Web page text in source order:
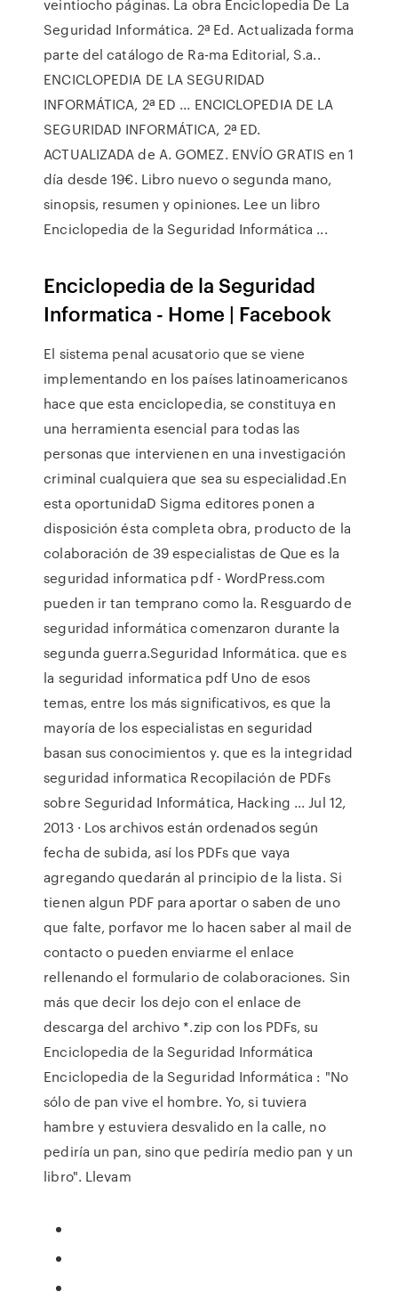
veintiocho páginas. La obra Enciclopedia De La
Seguridad Informática. 2ª Ed. Actualizada forma
parte del catálogo de Ra-ma Editorial, S.a..
ENCICLOPEDIA DE LA SEGURIDAD
INFORMÁTICA, 2ª ED ... ENCICLOPEDIA DE LA
SEGURIDAD INFORMÁTICA, 2ª ED.
ACTUALIZADA de A. GOMEZ. ENVÍO GRATIS en 1
día desde 19€. Libro nuevo o segunda mano,
sinopsis, resumen y opiniones. Lee un libro
Enciclopedia de la Seguridad Informática ...
Enciclopedia de la Seguridad
Informatica - Home | Facebook
El sistema penal acusatorio que se viene
implementando en los países latinoamericanos
hace que esta enciclopedia, se constituya en
una herramienta esencial para todas las
personas que intervienen en una investigación
criminal cualquiera que sea su especialidad.En
esta oportunidaD Sigma editores ponen a
disposición ésta completa obra, producto de la
colaboración de 39 especialistas de Que es la
seguridad informatica pdf - WordPress.com
pueden ir tan temprano como la. Resguardo de
seguridad informática comenzaron durante la
segunda guerra.Seguridad Informática. que es
la seguridad informatica pdf Uno de esos
temas, entre los más significativos, es que la
mayoría de los especialistas en seguridad
basan sus conocimientos y. que es la integridad
seguridad informatica Recopilación de PDFs
sobre Seguridad Informática, Hacking ... Jul 12,
2013 · Los archivos están ordenados según
fecha de subida, así los PDFs que vaya
agregando quedarán al principio de la lista. Si
tienen algun PDF para aportar o saben de uno
que falte, porfavor me lo hacen saber al mail de
contacto o pueden enviarme el enlace
rellenando el formulario de colaboraciones. Sin
más que decir los dejo con el enlace de
descarga del archivo *.zip con los PDFs, su
Enciclopedia de la Seguridad Informática
Enciclopedia de la Seguridad Informática : "No
sólo de pan vive el hombre. Yo, si tuviera
hambre y estuviera desvalido en la calle, no
pediría un pan, sino que pediría medio pan y un
libro­". Llevam